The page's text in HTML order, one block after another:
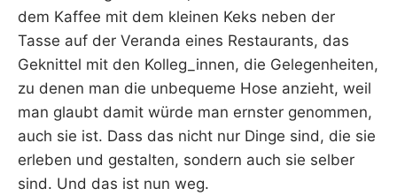
dem Kaffee mit dem kleinen Keks neben der
Tasse auf der Veranda eines Restaurants, das
Geknittel mit den Kolleg_innen, die Gelegenheiten,
zu denen man die unbequeme Hose anzieht, weil
man glaubt damit würde man ernster genommen,
auch sie ist. Dass das nicht nur Dinge sind, die sie
erleben und gestalten, sondern auch sie selber
sind. Und das ist nun weg.